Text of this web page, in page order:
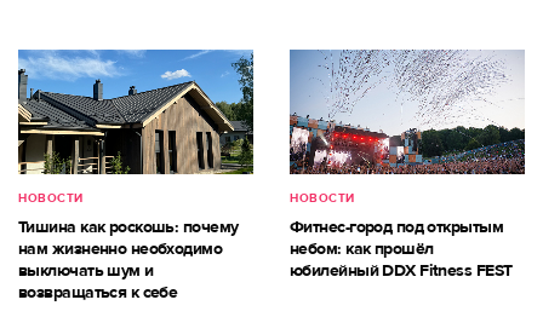
НОВОСТИ
Тишина как роскошь: почему
нам жизненно необходимо
выключать шум и
возвращаться к себе
НОВОСТИ
Фитнес-город под открытым
небом: как прошёл
юбилейный DDX Fitness FEST